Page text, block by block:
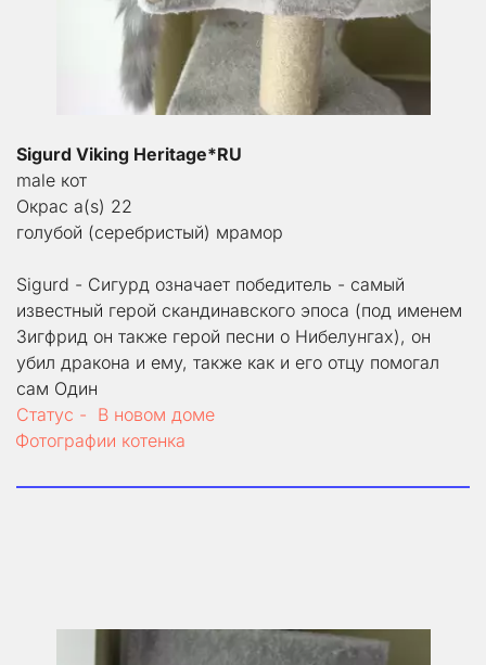
Sigurd Viking Heritage*RU
male кот
Окрас a(s) 22
голубой (серебристый) мрамор
Sigurd - Сигурд означает победитель - самый
известный герой скандинавского эпоса (под именем
Зигфрид он также герой песни о Нибелунгах), он
убил дракона и ему, также как и его отцу помогал
сам Один
Статус -  В новом доме
Фотографии котенка